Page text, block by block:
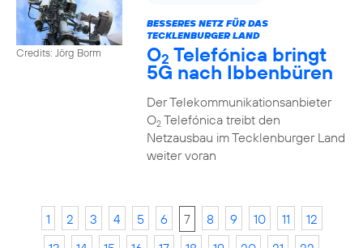
Credits: Jörg Borm
BESSERES NETZ FÜR DAS
TECKLENBURGER LAND
O2 Telefónica bringt
5G nach Ibbenbüren
Der Telekommunikationsanbieter
O2Telefónica treibt den
Netzausbau im Tecklenburger Land
weiter voran
1 2 3 4 5 6 7 8 9 10 11
12